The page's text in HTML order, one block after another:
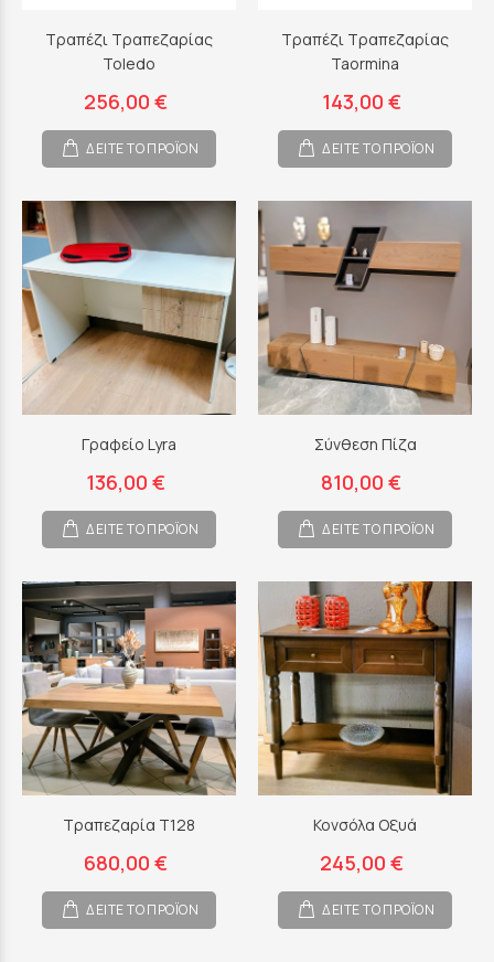
Τραπέζι Τραπεζαρίας
Toledo
256,00 €
ΔΕΙΤΕ ΤΟ ΠΡΟΪΟΝ
Τραπέζι Τραπεζαρίας
Taormina
143,00 €
ΔΕΙΤΕ ΤΟ ΠΡΟΪΟΝ
Γραφείο Lyra
136,00 €
ΔΕΙΤΕ ΤΟ ΠΡΟΪΟΝ
Σύνθεση Πίζα
810,00 €
ΔΕΙΤΕ ΤΟ ΠΡΟΪΟΝ
Τραπεζαρία Τ128
680,00 €
ΔΕΙΤΕ ΤΟ ΠΡΟΪΟΝ
Κονσόλα Οξυά
245,00 €
ΔΕΙΤΕ ΤΟ ΠΡΟΪΟΝ